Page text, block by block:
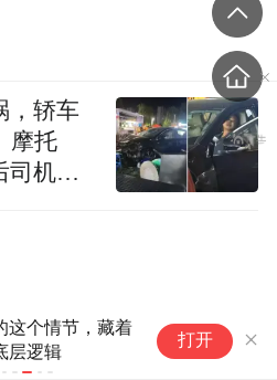
这个情节，藏着
层逻辑
影片《八仙
打开
，轿车
摩托
司机一